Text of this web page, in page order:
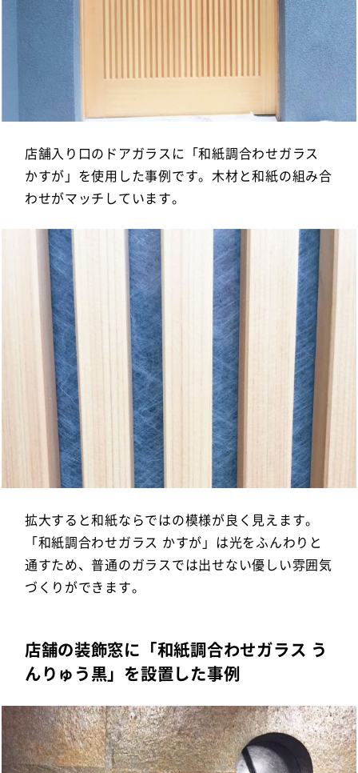
店舗入り口のドアガラスに「和紙調合わせガラス
かすが」を使用した事例です。木材と和紙の組み合
わせがマッチしています。
拡大すると和紙ならではの模様が良く見えます。
「和紙調合わせガラス かすが」は光をふんわりと
通すため、普通のガラスでは出せない優しい雰囲気
づくりができます。
店舗の装飾窓に「和紙調合わせガラス う
んりゅう黒」を設置した事例